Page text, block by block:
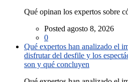
Qué opinan los expertos sobre
Posted agosto 8, 2026
0
Qué expertos han analizado el
disfrutar del desfile y los
son y qué concluyen